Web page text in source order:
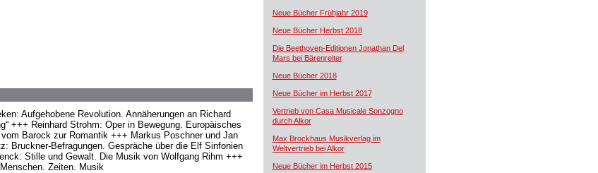
Aufgehobene Revolution. Annäherungen an Richard
+++ Reinhard Strohm: Oper in Bewegung. Europäisches
Barock zur Romantik +++ Markus Poschner und Jan
Bruckner-Befragungen. Gespräche über die Elf Sinfonien
Stille und Gewalt. Die Musik von Wolfgang Rihm +++
Zeiten. Musik
Neue Bücher Frühjahr 2019
Neue Bücher Herbst 2018
Die Beethoven-Editionen Jonathan Del
Mars bei Bärenreiter
Neue Bücher 2018
Neue Bücher im Herbst 2017
Vertrieb von Casa Musicale Sonzogno
durch Alkor
Max Brockhaus Musikverlag im
Weltvertrieb bei Alkor
Neue Bücher im Herbst 2015